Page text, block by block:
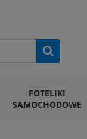
FOTELIKI
SAMOCHODOWE